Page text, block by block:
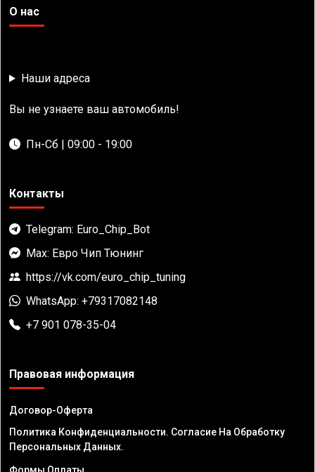
О нас
Наши адреса
Вы не узнаете ваш автомобиль!
Пн-Сб | 09:00 - 19:00
Контакты
Telegram: Euro_Chip_Bot
Max: Евро Чип Тюнинг
https://vk.com/euro_chip_tuning
WhatsApp: +79317082148
+7 901 078-35-04
Правовая информация
Договор-Оферта
Политика Конфиденциальности. Согласие На Обработку
Персональных Данных.